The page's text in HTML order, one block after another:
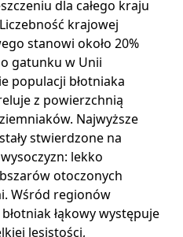
dla całego kraju
krajowej
stanowi około 20%
gatunku w Unii
populacji błotniaka
z powierzchnią
Najwyższe
stwierdzone na
lekko
otoczonych
Wśród regionów
łąkowy występuje
lesistości,